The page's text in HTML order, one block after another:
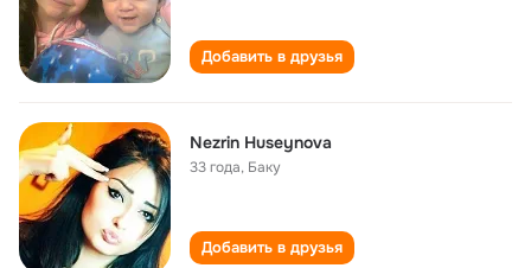
Добавить в друзья
Nezrin Huseynova
33 года, Баку
Добавить в друзья